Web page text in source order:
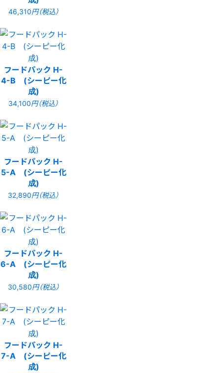
46,310円（税込）
フードパック H-
4-B (シーピー化
成)
34,100円（税込）
フードパック H-
5-A (シーピー化
成)
32,890円（税込）
フードパック H-
6-A (シーピー化
成)
30,580円（税込）
フードパック H-
7-A (シーピー化
成)